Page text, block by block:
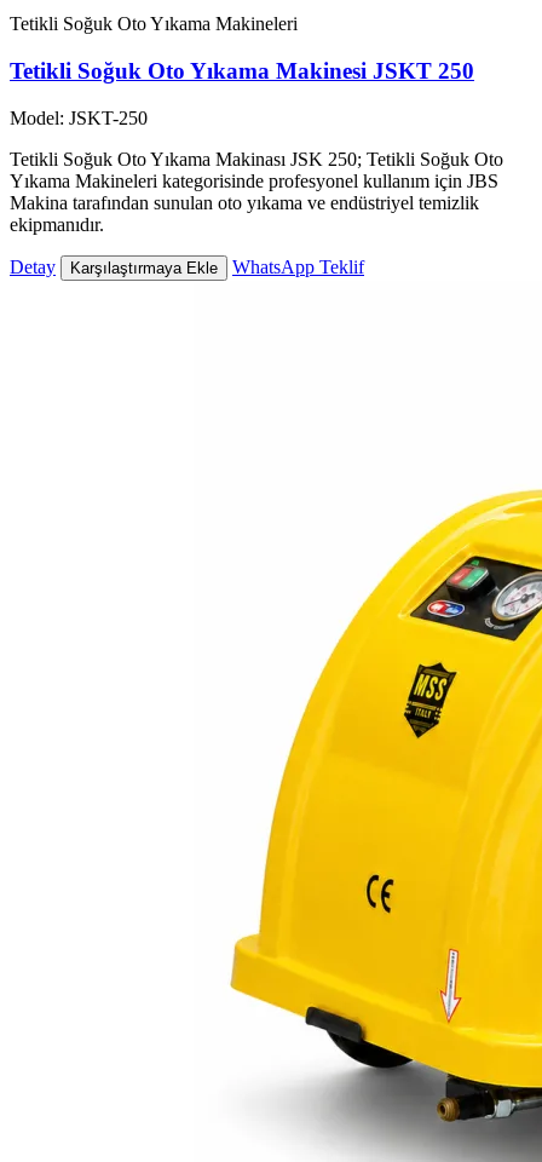
Tetikli Soğuk Oto Yıkama Makineleri
Tetikli Soğuk Oto Yıkama Makinesi JSKT 250
Model: JSKT-250
Tetikli Soğuk Oto Yıkama Makinası JSK 250; Tetikli Soğuk Oto
Yıkama Makineleri kategorisinde profesyonel kullanım için JBS
Makina tarafından sunulan oto yıkama ve endüstriyel temizlik
ekipmanıdır.
Detay Karşılaştırmaya Ekle WhatsApp Teklif